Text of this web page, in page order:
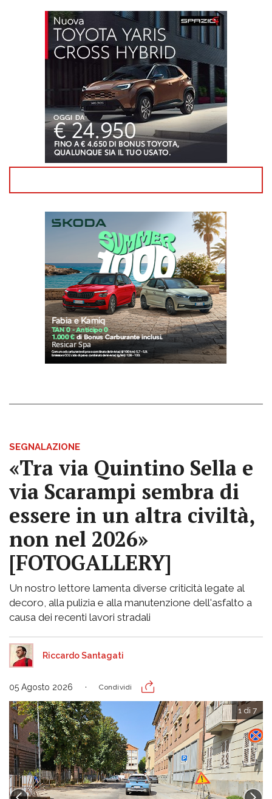
SEGNALAZIONE
«Tra via Quintino Sella e
via Scarampi sembra di
essere in un altra civiltà,
non nel 2026»
[FOTOGALLERY]
Un nostro lettore lamenta diverse criticità legate al
decoro, alla pulizia e alla manutenzione dell'asfalto a
causa dei recenti lavori stradali
Riccardo Santagati
05 Agosto 2026 Condividi
1 di 7